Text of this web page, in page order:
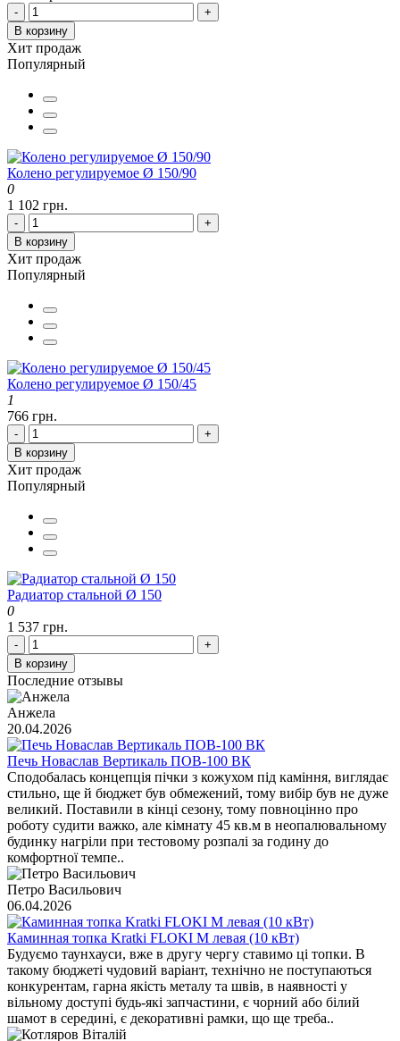
-
+
В корзину
Хит продаж
Популярный
Колено регулируемое Ø 150/90
0
1 102 грн.
-
+
В корзину
Хит продаж
Популярный
Колено регулируемое Ø 150/45
1
766 грн.
-
+
В корзину
Хит продаж
Популярный
Радиатор стальной Ø 150
0
1 537 грн.
-
+
В корзину
Последние отзывы
Анжела
20.04.2026
Печь Новаслав Вертикаль ПОВ-100 ВК
Сподобалась концепція пічки з кожухом під каміння, виглядає
стильно, ще й бюджет був обмежений, тому вибір був не дуже
великий. Поставили в кінці сезону, тому повноцінно про
роботу судити важко, але кімнату 45 кв.м в неопалювальному
будинку нагріли при тестовому розпалі за годину до
комфортної темпе..
Петро Васильович
06.04.2026
Каминная топка Kratki FLOKI M левая (10 кВт)
Будуємо таунхауси, вже в другу чергу ставимо ці топки. В
такому бюджеті чудовий варіант, технічно не поступаються
конкурентам, гарна якість металу та швів, в наявності у
вільному доступі будь-які запчастини, є чорний або білий
шамот в середині, є декоративні рамки, що ще треба..